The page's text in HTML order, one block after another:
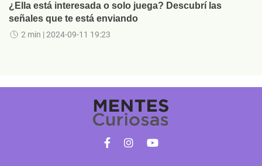
¿Ella está interesada o solo juega? Descubrí las
señales que te está enviando
2 min | 2024-09-11 19:23